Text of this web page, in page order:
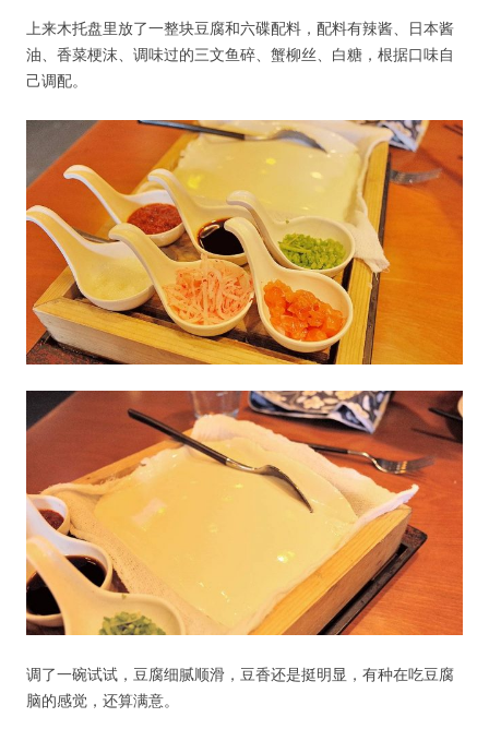
用户名或Email
上来木托盘里放了一整块豆腐和六碟配料，配料有辣酱、日本酱
油、香菜梗沫、调味过的三文鱼碎、蟹柳丝、白糖，根据口味自
己调配。
调了一碗试试，豆腐细腻顺滑，豆香还是挺明显，有种在吃豆腐
脑的感觉，还算满意。